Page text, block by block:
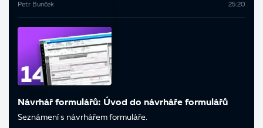
Petr Bunček 25:20
Návrhář formulářů: Úvod do návrháře formulářů
Seznámení s návrhářem formuláře.